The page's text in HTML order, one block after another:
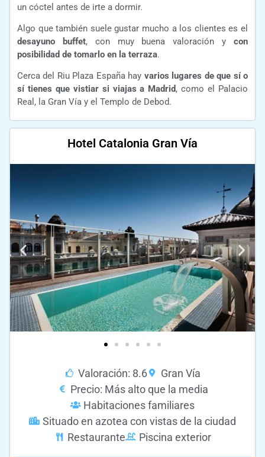
un cóctel antes de irte a dormir.
Algo que también suele gustar mucho a los clientes es el
desayuno buffet, con muy buena valoración ycon
posibilidad de tomarlo en la terraza.
Cerca del Riu Plaza España hay varios lugares de que sí o
sí tienes que vistiar si viajas a Madrid, como el Palacio
Real, la Gran Vía y el Templo de Debod.
Hotel Catalonia Gran Vía
Valoración: 8.6
Gran Vía
Precio: Más alto que la media
Habitaciones familiares
Situado en azotea con vistas de la ciudad
Restaurante
Piscina exterior